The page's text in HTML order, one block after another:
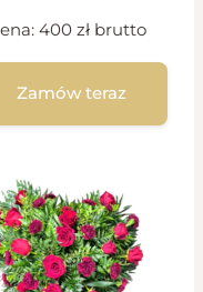
400 zł brutto
Zamów teraz